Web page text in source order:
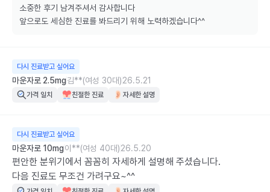
소중한 후기 남겨주셔서 감사합니다
앞으로도 세심한 진료를 봐드리기 위해 노력하겠습니다^^
다시 진료받고 싶어요
마운자로 2.5mg김**(여성 30대)26.5.21
가격 일치 친절한 진료 자세한 설명
다시 진료받고 싶어요
마운자로 10mg이**(여성 40대)26.5.20
편안한 분위기에서 꼼꼼히 자세하게 설명해 주셨습니다.
다음 진료도 무조건 가려구요~^^